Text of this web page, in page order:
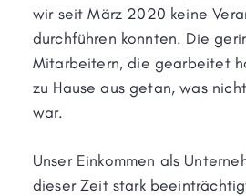
wir seit März 2020 keine
durchführen konnten. Die
Mitarbeitern, die gearbeitet
zu Hause aus getan, was
war.
Unser Einkommen als
dieser Zeit stark